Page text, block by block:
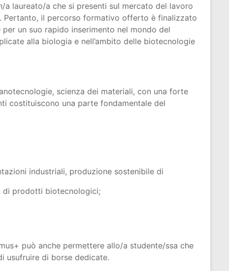
laureato/a che si presenti sul mercato del lavoro
Pertanto, il percorso formativo offerto è finalizzato
un suo rapido inserimento nel mondo del
alla biologia e nell’ambito delle biotecnologie
scienza dei materiali, con una forte
costituiscono una parte fondamentale del
industriali, produzione sostenibile di
di prodotti biotecnologici;
può anche permettere allo/a studente/ssa che
usufruire di borse dedicate.